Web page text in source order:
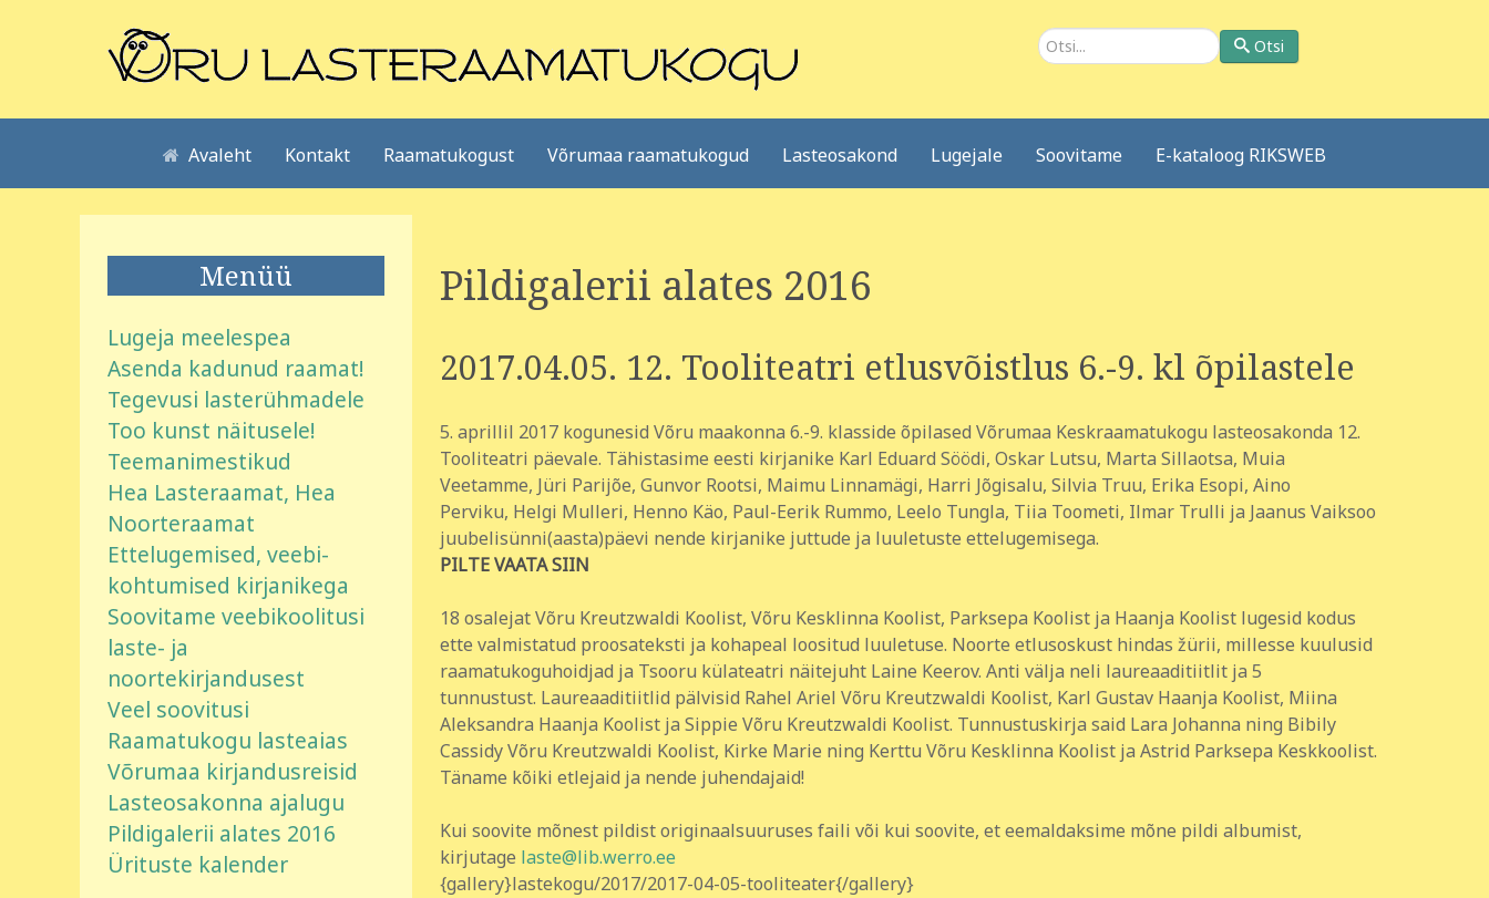
Otsi Otsi
Avaleht Kontakt Raamatukogust Võrumaa raamatukogud Lasteosakond Lugejale Soovitame E-kataloog RIKSWEB
Menüü
Lugeja meelespea
Asenda kadunud raamat!
Tegevusi lasterühmadele
Too kunst näitusele!
Teemanimestikud
Hea Lasteraamat, Hea
Noorteraamat
Ettelugemised, veebi-
kohtumised kirjanikega
Soovitame veebikoolitusi
laste- ja
noortekirjandusest
Veel soovitusi
Raamatukogu lasteaias
Võrumaa kirjandusreisid
Lasteosakonna ajalugu
Pildigalerii alates 2016
Ürituste kalender
Pildigalerii alates 2016
2017.04.05. 12. Tooliteatri etlusvõistlus 6.-9. kl õpilastele
5. aprillil 2017 kogunesid Võru maakonna 6.-9. klasside õpilased Võrumaa Keskraamatukogu lasteosakonda 12.
Tooliteatri päevale. Tähistasime eesti kirjanike Karl Eduard Söödi, Oskar Lutsu, Marta Sillaotsa, Muia
Veetamme, Jüri Parijõe, Gunvor Rootsi, Maimu Linnamägi, Harri Jõgisalu, Silvia Truu, Erika Esopi, Aino
Perviku, Helgi Mulleri, Henno Käo, Paul-Eerik Rummo, Leelo Tungla, Tiia Toometi, Ilmar Trulli ja Jaanus Vaiksoo
juubelisünni(aasta)päevi nende kirjanike juttude ja luuletuste ettelugemisega.
PILTE VAATA SIIN
18 osalejat Võru Kreutzwaldi Koolist, Võru Kesklinna Koolist, Parksepa Koolist ja Haanja Koolist lugesid kodus
ette valmistatud proosateksti ja kohapeal loositud luuletuse. Noorte etlusoskust hindas žürii, millesse kuulusid
raamatukoguhoidjad ja Tsooru külateatri näitejuht Laine Keerov. Anti välja neli laureaaditiitlit ja 5
tunnustust. Laureaaditiitlid pälvisid Rahel Ariel Võru Kreutzwaldi Koolist, Karl Gustav Haanja Koolist, Miina
Aleksandra Haanja Koolist ja Sippie Võru Kreutzwaldi Koolist. Tunnustuskirja said Lara Johanna ning Bibily
Cassidy Võru Kreutzwaldi Koolist, Kirke Marie ning Kerttu Võru Kesklinna Koolist ja Astrid Parksepa Keskkoolist.
Täname kõiki etlejaid ja nende juhendajaid!
Kui soovite mõnest pildist originaalsuuruses faili või kui soovite, et eemaldaksime mõne pildi albumist,
kirjutage laste@lib.werro.ee
{gallery}lastekogu/2017/2017-04-05-tooliteater{/gallery}